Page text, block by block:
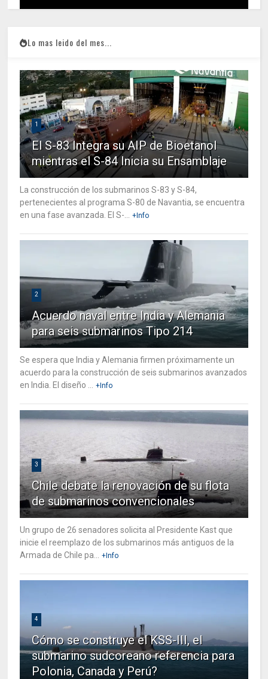
Lo mas leido del mes...
1
El S-83 Integra su AIP de Bioetanol
mientras el S-84 Inicia su Ensamblaje
La construcción de los submarinos S-83 y S-84,
pertenecientes al programa S-80 de Navantia, se encuentra
en una fase avanzada. El S-...
+Info
2
Acuerdo naval entre India y Alemania
para seis submarinos Tipo 214
Se espera que India y Alemania firmen próximamente un
acuerdo para la construcción de seis submarinos avanzados
en India. El diseño ...
+Info
3
Chile debate la renovación de su flota
de submarinos convencionales
Un grupo de 26 senadores solicita al Presidente Kast que
inicie el reemplazo de los submarinos más antiguos de la
Armada de Chile pa...
+Info
4
Cómo se construye el KSS-III, el
submarino sudcoreano referencia para
Polonia, Canada y Perú?